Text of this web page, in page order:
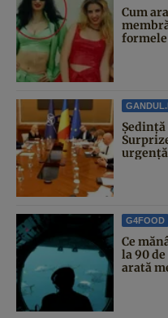
Cum
formele
G4FOOD
Ce
la 90
arată